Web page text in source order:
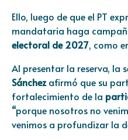
Ello, luego de que el PT
mandataria haga
electoral de 2027, como
Al presentar la reserva, la
Sánchezafirmó que su
fortalecimiento de la
“porque nosotros no
venimos a profundizar la